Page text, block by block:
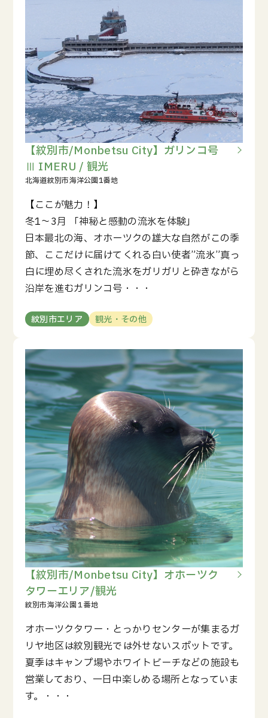
【紋別市/Monbetsu City】ガリンコ号
Ⅲ IMERU / 観光
【ここが魅力！】
冬1～3月 「神秘と感動の流氷を体験」
日本最北の海、オホーツクの雄大な自然がこの季
節、ここだけに届けてくれる白い使者”流氷”真っ
白に埋め尽くされた流氷をガリガリと砕きながら
沿岸を進むガリンコ号・・・
紋別市エリア 観光・その他
【紋別市/Monbetsu City】オホーツク
タワーエリア/観光
オホーツクタワー・とっかりセンターが集まるガ
リヤ地区は紋別観光では外せないスポットです。
夏季はキャンプ場やホワイトビーチなどの施設も
営業しており、一日中楽しめる場所となっていま
す。・・・